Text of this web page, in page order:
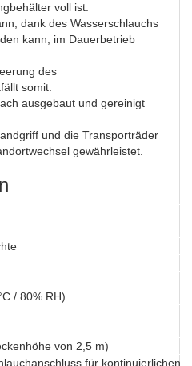
voll ist.
dank des Wasserschlauchs
kann, im Dauerbetrieb
des
somit.
ausgebaut und gereinigt
und die Transporträder
gewährleistet.
/ 80% RH)
von 2,5 m)
für kontinuierlichen